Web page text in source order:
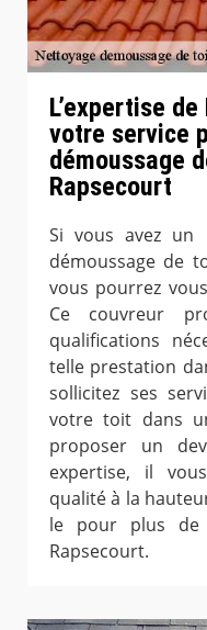
L’expertise
votre service
démoussage
Rapsecourt
Si vous avez
démoussage de
vous pourrez
Ce couvreur
qualifications
telle prestation
sollicitez ses
votre toit dans
proposer un
expertise, il
qualité à la
le pour plus de
Rapsecourt.